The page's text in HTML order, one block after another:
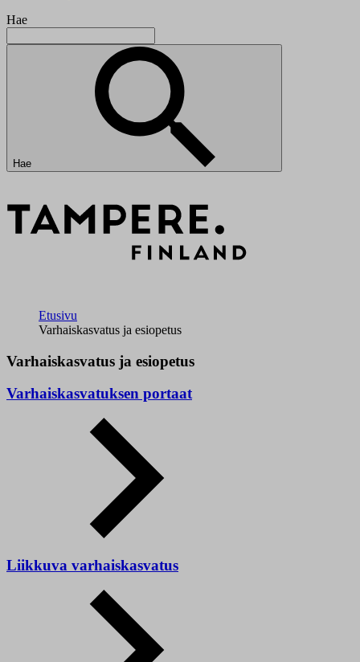
Hae
Hae
Etusivu
Varhaiskasvatus ja esiopetus
Varhaiskasvatus ja esiopetus
Varhaiskasvatuksen portaat
Liikkuva varhaiskasvatus